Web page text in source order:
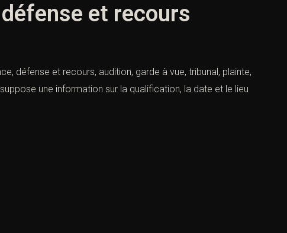
et recours
défense et recours, audition, garde à vue, tribunal, plainte,
une information sur la qualification, la date et le lieu